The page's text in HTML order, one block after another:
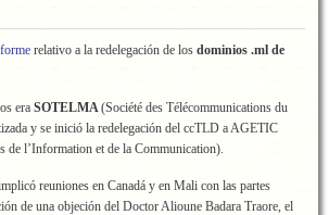
relativo a la redelegación de los dominios .ml de
era SOTELMA(Société des Télécommunications du
y se inició la redelegación del ccTLD a AGETIC
de l’Information et de la Communication).
reuniones en Canadá y en Mali con las partes
de una objeción del Doctor Alioune Badara Traore, el